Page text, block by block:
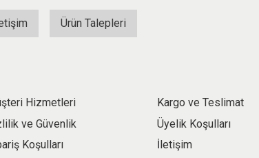
Ürün Talepleri
Hizmetleri
Kargo ve Teslimat
ve Güvenlik
Üyelik Koşulları
Koşulları
İletişim